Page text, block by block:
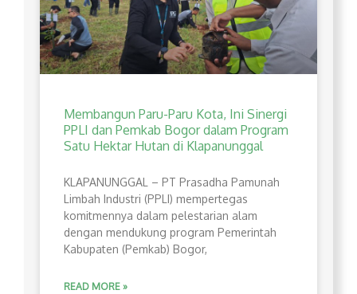
Membangun Paru-Paru Kota, Ini Sinergi
PPLI dan Pemkab Bogor dalam Program
Satu Hektar Hutan di Klapanunggal
​KLAPANUNGGAL – PT Prasadha Pamunah
Limbah Industri (PPLI) mempertegas
komitmennya dalam pelestarian alam
dengan mendukung program Pemerintah
Kabupaten (Pemkab) Bogor,
READ MORE »